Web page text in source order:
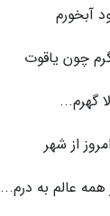
آبخورم
چون یاقوت
گهرم...
از شهر
عالم به درم...